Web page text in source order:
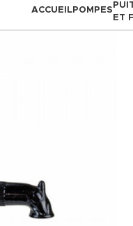
ACCUEILPOMPES
ET